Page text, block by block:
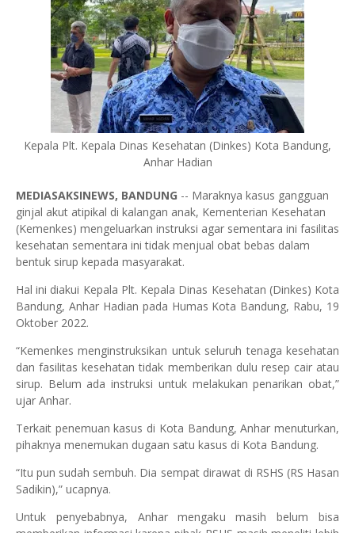
Kepala Plt. Kepala Dinas Kesehatan (Dinkes) Kota Bandung,
Anhar Hadian
MEDIASAKSINEWS, BANDUNG -- Maraknya kasus gangguan
ginjal akut atipikal di kalangan anak, Kementerian Kesehatan
(Kemenkes) mengeluarkan instruksi agar sementara ini fasilitas
kesehatan sementara ini tidak menjual obat bebas dalam
bentuk sirup kepada masyarakat.
Hal ini diakui Kepala Plt. Kepala Dinas Kesehatan (Dinkes) Kota
Bandung, Anhar Hadian pada Humas Kota Bandung, Rabu, 19
Oktober 2022.
“Kemenkes menginstruksikan untuk seluruh tenaga kesehatan
dan fasilitas kesehatan tidak memberikan dulu resep cair atau
sirup. Belum ada instruksi untuk melakukan penarikan obat,”
ujar Anhar.
Terkait penemuan kasus di Kota Bandung, Anhar menuturkan,
pihaknya menemukan dugaan satu kasus di Kota Bandung.
“Itu pun sudah sembuh. Dia sempat dirawat di RSHS (RS Hasan
Sadikin),” ucapnya.
Untuk penyebabnya, Anhar mengaku masih belum bisa